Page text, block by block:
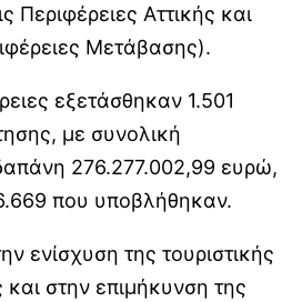
Περιφέρειες Αττικής και
Μετάβασης).
εξετάσθηκαν 1.501
με συνολική
276.277.002,99 ευρώ,
που υποβλήθηκαν.
ενίσχυση της τουριστικής
και στην επιμήκυνση της